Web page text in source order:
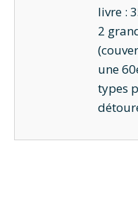
livre :
2
une
types